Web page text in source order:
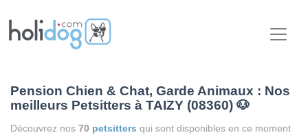
Pension Chien & Chat, Garde Animaux : Nos
meilleurs Petsitters à TAIZY (08360) 🐶
Découvrez nos 70 petsitters qui sont disponibles en ce moment